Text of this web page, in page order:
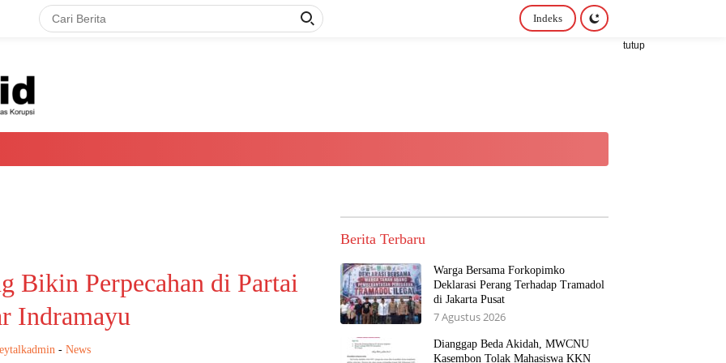
Indeks
tutup
Bikin Perpecahan di Partai
Indramayu
-News
Berita Terbaru
Warga Bersama Forkopimko
Deklarasi Perang Terhadap Tramadol
di Jakarta Pusat
7 Agustus 2026
Dianggap Beda Akidah, MWCNU
Kasembon Tolak Mahasiswa KKN